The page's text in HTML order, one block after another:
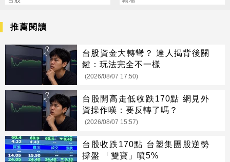
推薦閱讀
台股資金大轉彎？ 達人揭背後關
鍵：玩法完全不一樣
(2026/08/07 17:50)
台股開高走低收跌170點 網見外
資操作嘆：要反轉了嗎？
(2026/08/07 15:57)
台股收跌170點 台塑集團股逆勢
撐盤 「雙寶」噴5%